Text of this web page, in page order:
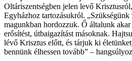
Oltáriszentségben jelen levő
Egyházhoz tartozásukról.
magunkban hordozzuk. Ő általunk akar
erősítést, útbaigazítást másoknak.
lévő Krisztus előtt, és tárjuk ki
bennünk élhessen tovább” –